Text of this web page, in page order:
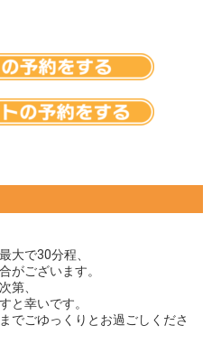
大で30分程、
がございます。
第、
と幸いです。
でごゆっくりとお過ごしくださ